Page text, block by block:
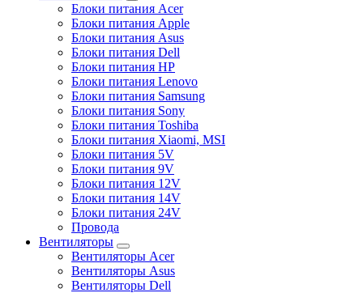
Блоки питания Acer
Блоки питания Apple
Блоки питания Asus
Блоки питания Dell
Блоки питания HP
Блоки питания Lenovo
Блоки питания Samsung
Блоки питания Sony
Блоки питания Toshiba
Блоки питания Xiaomi, MSI
Блоки питания 5V
Блоки питания 9V
Блоки питания 12V
Блоки питания 14V
Блоки питания 24V
Провода
Вентиляторы
Вентиляторы Acer
Вентиляторы Asus
Вентиляторы Dell